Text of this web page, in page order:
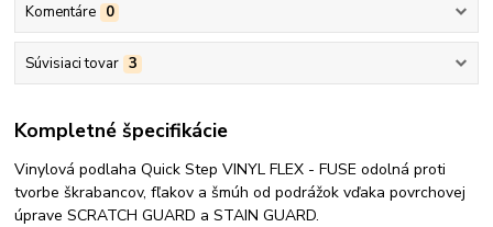
Komentáre 0
Súvisiaci tovar 3
Kompletné špecifikácie
Vinylová podlaha Quick Step VINYL FLEX - FUSE odolná proti
tvorbe škrabancov, fľakov a šmúh od podrážok vďaka povrchovej
úprave SCRATCH GUARD a STAIN GUARD.